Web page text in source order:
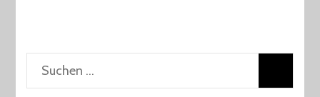
Suchen
nach: